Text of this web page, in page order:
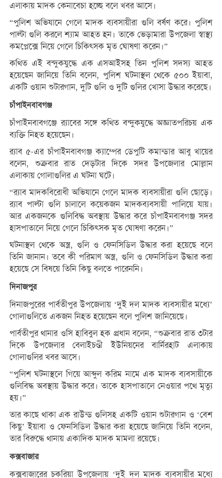
এলাকায় মাদক কেনাবেচা হচ্ছে বলে খবর আসে।
“পুলিশ অভিযানে গেলে মাদক ব্যবসায়ীরা গুলি বর্ষণ করে। পুলিশ
পাল্টা গুলি করলে শ্যাম আহত হন। তাকে ভেড়ামারা উপজেলা স্বাস্থ্য
কমপ্লেক্সে নিয়ে গেলে চিকিৎসক মৃত ঘোষণা করেন।”
কথিত এই বন্দুকযুদ্ধে এক এসআইসহ তিন পুলিশ সদস্য আহত
হয়েছেন জানিয়ে তিনি বলেন, পুলিশ ঘটনাস্থল থেকে ৫০০ ইয়াবা,
একটি ওয়ান শুটারগান, দুটি গুলি ও দুটি গুলির খোসা উদ্ধার করেছে।
চাঁপাইনবাবগঞ্জ
চাঁপাইনবাবগঞ্জে র‌্যাবের সঙ্গে কথিত বন্দুকযুদ্ধে অজ্ঞাতপরিচয় এক
ব্যক্তি নিহত হয়েছেন।
র‌্যাব ৫-এর চাঁপাইনবাবগঞ্জ ক্যাম্পের ডেপুটি কমান্ডার আবু খায়ের
বলেন, শুক্রবার রাত দেড়টার দিকে সদর উপজেলার মোল্লান
এলাকায় গোলাগুলির এ ঘটনা ঘটে।
“র‌্যাব মাদকবিরোধী অভিযানে গেলে মাদক ব্যবসায়ীরা গুলি ছোড়ে।
র‌্যাব পাল্টা গুলি চালালে কয়েকজন মাদকব্যবসায়ী পালিয়ে যায়।
আর একজনকে গুলিবিদ্ধ অবস্থায় উদ্ধার করে চাঁপাইনবাবগঞ্জ সদর
হাসপাতালে নিয়ে গেলে চিকিৎসক মৃত ঘোষণা করেন।”
ঘটনাস্থল থেকে অস্ত্র, গুলি ও ফেনসিডিল উদ্ধার করা হয়েছে বলে
তিনি জানান। তবে কী পরিমাণ অস্ত্র, গুলি ও ফেনসিডিল উদ্ধার করা
হয়েছে সে বিষয়ে তিনি কিছু বলতে পারেননি।
দিনাজপুর
দিনাজপুরের পার্বতীপুর উপজেলায় ‘দুই দল মাদক ব্যবসায়ীর মধ্যে’
গোলাগুলিতে একজন নিহত হয়েছেন বলে পুলিশ জানিয়েছে।
পার্বতীপুর থানার ওসি হাবিবুল হক প্রধান বলেন, “শুক্রবার রাত ৩টার
দিকে উপজেলার বেলাইচণ্ডী ইউনিয়নের বার্নিরহাট এলাকায়
গোলাগুলির খবর আসে।
“পুলিশ ঘটনাস্থলে গিয়ে আব্দুল করিম নামে এক মাদক ব্যবসায়ীকে
গুলিবিদ্ধ অবস্থায় উদ্ধার করে। তাকে হাসপাতালে নেওয়ার পথে মৃত্যু
হয়।”
তার কাছে থাকা এক রাউন্ড গুলিসহ একটি ওয়ান শুটারগান ও ‘বেশ
কিছু’ ইয়াবা ও ফেনসিডিল উদ্ধার করা হয়েছে জানিয়ে তিনি বলেন,
তার বিরুদ্ধে থানায় একাদিক মাদক মামলা রয়েছে।
কক্সবাজার
কক্সবাজারের চকরিয়া উপজেলায় ‘দুই দল মাদক ব্যবসায়ীর মধ্যে